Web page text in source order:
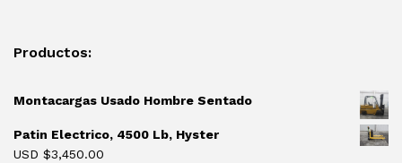
Productos:
Montacargas Usado Hombre Sentado
Patin Electrico, 4500 Lb, Hyster
USD $3,450.00